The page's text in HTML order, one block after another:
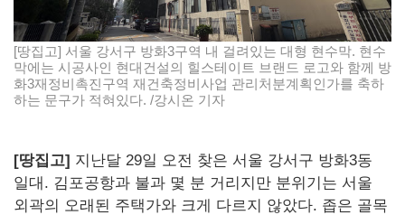
[땅집고] 서울 강서구 방화3구역 내 걸려있는 대형 현수막. 현수
막에는 시공사인 현대건설의 힐스테이트 브랜드 로고와 함께 방
화3재정비촉진구역 재건축정비사업 관리처분계획인가를 축하
하는 문구가 적혀있다. /강시온 기자
[땅집고] 지난달 29일 오전 찾은 서울 강서구 방화3동
일대. 김포공항과 불과 몇 분 거리지만 분위기는 서울
외곽의 오래된 주택가와 크게 다르지 않았다. 좁은 골목